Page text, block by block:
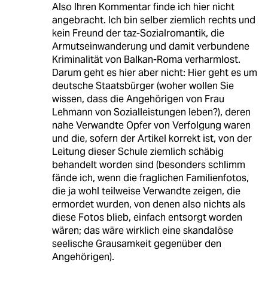
Also Ihren Kommentar finde ich hier nicht
angebracht. Ich bin selber ziemlich rechts und
kein Freund der taz-Sozialromantik, die
Armutseinwanderung und damit verbundene
Kriminalität von Balkan-Roma verharmlost.
Darum geht es hier aber nicht: Hier geht es um
deutsche Staatsbürger (woher wollen Sie
wissen, dass die Angehörigen von Frau
Lehmann von Sozialleistungen leben?), deren
nahe Verwandte Opfer von Verfolgung waren
und die, sofern der Artikel korrekt ist, von der
Leitung dieser Schule ziemlich schäbig
behandelt worden sind (besonders schlimm
fände ich, wenn die fraglichen Familienfotos,
die ja wohl teilweise Verwandte zeigen, die
ermordet wurden, von denen also nichts als
diese Fotos blieb, einfach entsorgt worden
wären; das wäre wirklich eine skandalöse
seelische Grausamkeit gegenüber den
Angehörigen).